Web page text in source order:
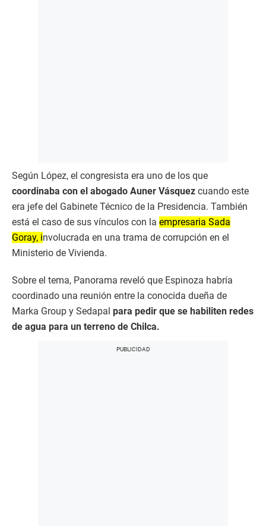
Según López, el congresista era uno de los que
coordinaba con el abogado Auner Vásquez cuando este
era jefe del Gabinete Técnico de la Presidencia. También
está el caso de sus vínculos con la empresaria Sada
Goray, involucrada en una trama de corrupción en el
Ministerio de Vivienda.
Sobre el tema, Panorama reveló que Espinoza habría
coordinado una reunión entre la conocida dueña de
Marka Group y Sedapal para pedir que se habiliten redes
de agua para un terreno de Chilca.